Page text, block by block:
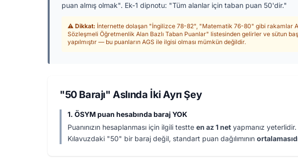
puan almış olmak". Ek-1 dipnotu: "Tüm alanlar için taban puan 50'dir."
⚠️ Dikkat: İnternette dolaşan "İngilizce 78-82", "Matematik 76-80" gibi rakamlar
Sözleşmeli Öğretmenlik Alan Bazlı Taban Puanlar" listesinden gelirler ve sütun
yapılmıştır — bu puanların AGS ile ilgisi olması mümkün değildir.
"50 Barajı" Aslında İki Ayrı Şey
1. ÖSYM puan hesabında baraj YOK
Puanınızın hesaplanması için ilgili testte en az 1 net yapmanız yeterlidir.
Kılavuzdaki "50" bir baraj değil, standart puan dağılımının